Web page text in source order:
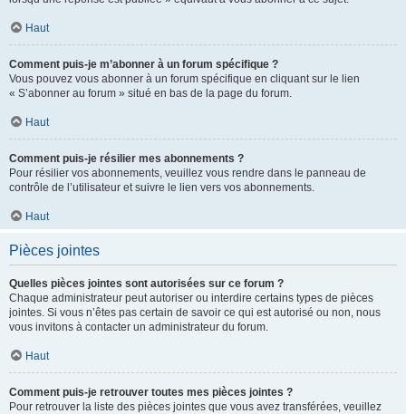
Haut
Comment puis-je m’abonner à un forum spécifique ?
Vous pouvez vous abonner à un forum spécifique en cliquant sur le lien
« S’abonner au forum » situé en bas de la page du forum.
Haut
Comment puis-je résilier mes abonnements ?
Pour résilier vos abonnements, veuillez vous rendre dans le panneau de
contrôle de l’utilisateur et suivre le lien vers vos abonnements.
Haut
Pièces jointes
Quelles pièces jointes sont autorisées sur ce forum ?
Chaque administrateur peut autoriser ou interdire certains types de pièces
jointes. Si vous n’êtes pas certain de savoir ce qui est autorisé ou non, nous
vous invitons à contacter un administrateur du forum.
Haut
Comment puis-je retrouver toutes mes pièces jointes ?
Pour retrouver la liste des pièces jointes que vous avez transférées, veuillez